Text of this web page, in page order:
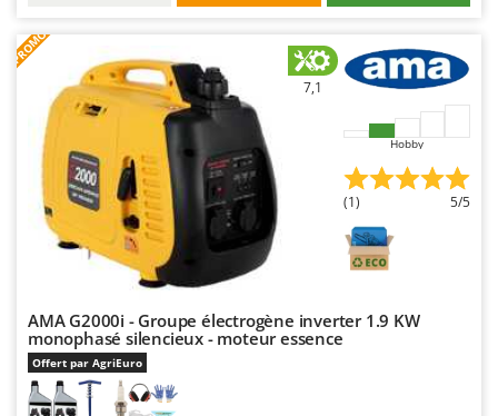
PROMO
7,1
Hobby
(1) 5/5
AMA G2000i - Groupe électrogène inverter 1.9 KW
monophasé silencieux - moteur essence
Offert par AgriEuro